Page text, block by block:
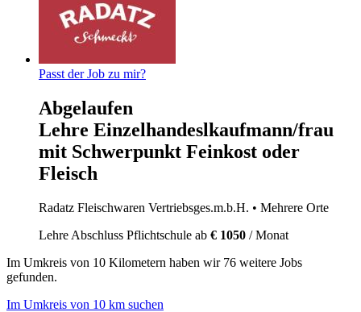
Passt der Job zu mir?
Abgelaufen
Lehre Einzelhandeslkaufmann/frau
mit Schwerpunkt Feinkost oder
Fleisch
Radatz Fleischwaren Vertriebsges.m.b.H. • Mehrere Orte
Lehre Abschluss Pflichtschule ab € 1050 / Monat
Im Umkreis von 10 Kilometern haben wir 76 weitere Jobs
gefunden.
Im Umkreis von 10 km suchen